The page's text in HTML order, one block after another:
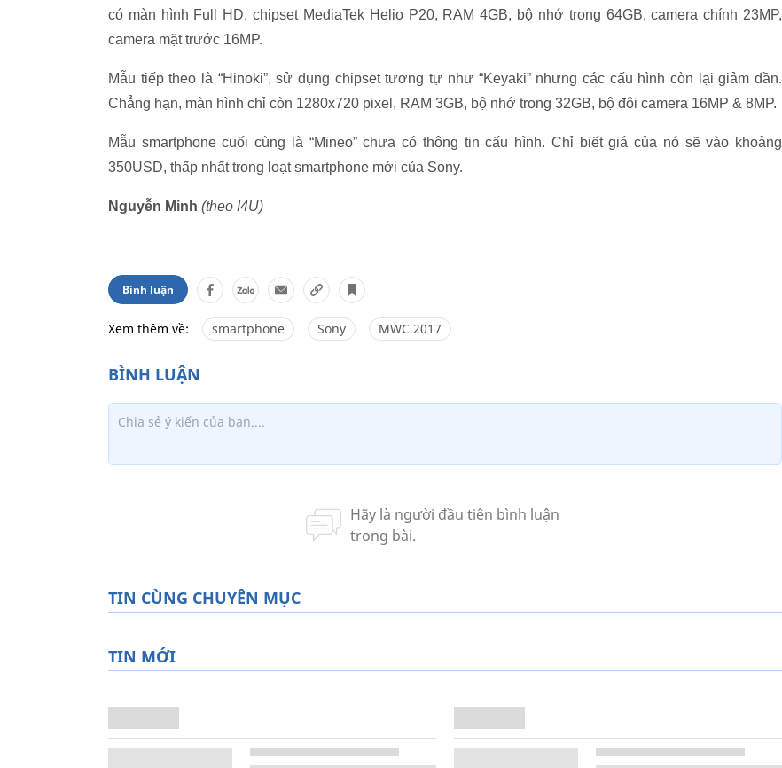
có màn hình Full HD, chipset MediaTek Helio P20, RAM 4GB, bộ nhớ trong 64GB, camera chính 23MP,
camera mặt trước 16MP.
Mẫu tiếp theo là “Hinoki”, sử dụng chipset tương tự như “Keyaki” nhưng các cấu hình còn lại giảm dần.
Chẳng hạn, màn hình chỉ còn 1280x720 pixel, RAM 3GB, bộ nhớ trong 32GB, bộ đôi camera 16MP & 8MP.
Mẫu smartphone cuối cùng là “Mineo” chưa có thông tin cấu hình. Chỉ biết giá của nó sẽ vào khoảng
350USD, thấp nhất trong loạt smartphone mới của Sony.
Nguyễn Minh (theo I4U)
Bình luận
Xem thêm về: smartphone Sony MWC 2017
TIN CÙNG CHUYÊN MỤC
TIN MỚI